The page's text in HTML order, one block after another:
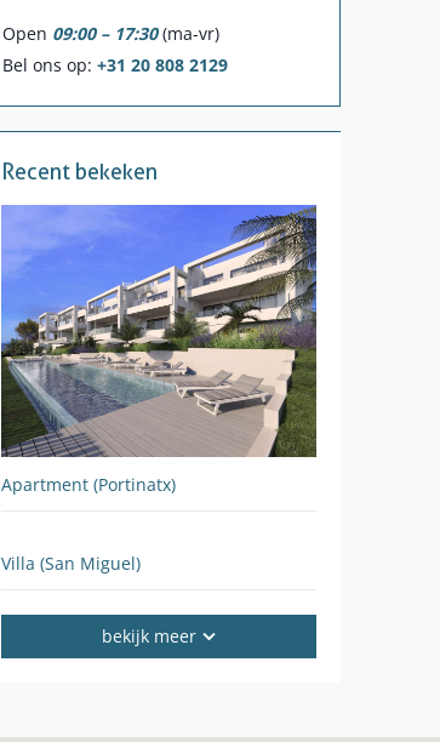
Open 09:00 – 17:30(ma-vr)
Bel ons op: +31 20 808 2129
Recent bekeken
Apartment (Portinatx)
Villa (San Miguel)
Apartment (Portinatx)
Villa (Roca Llisa)bekijk meer